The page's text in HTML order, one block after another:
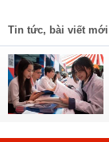
Tin tức, bài viết